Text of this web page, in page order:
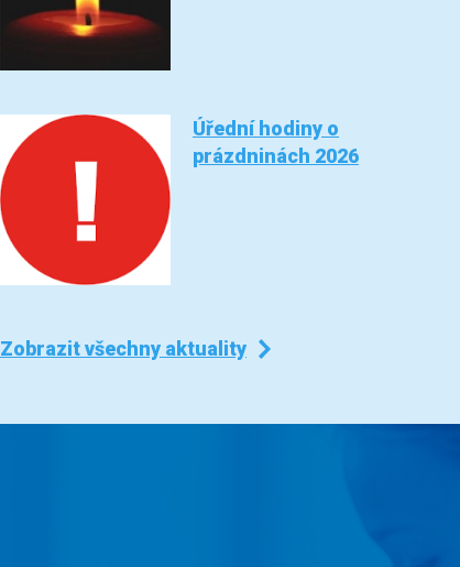
Úřední hodiny o
prázdninách 2026
Zobrazit všechny aktuality